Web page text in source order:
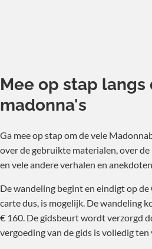
Mee op stap
madonna's
Ga mee op stap om de vele
over de gebruikte materialen, over
en vele andere verhalen en
De wandeling begint en eindigt op
carte dus, is mogelijk. De wandeling
€ 160. De gidsbeurt wordt verzorgd
vergoeding van de gids is volledig